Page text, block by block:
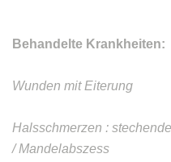
Behandelte Krankheiten:
Wunden mit Eiterung
Halsschmerzen :
/ Mandelabszess